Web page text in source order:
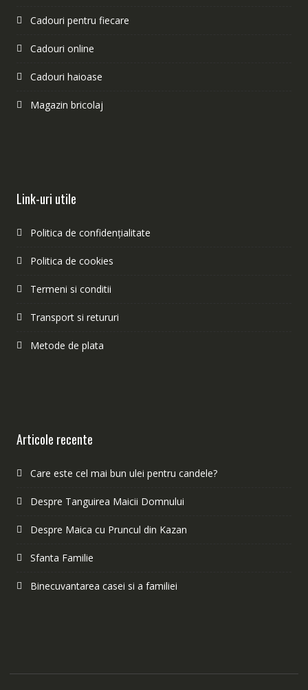
Cadouri pentru fiecare
Cadouri online
Cadouri haioase
Magazin bricolaj
Link-uri utile
Politica de confidențialitate
Politica de cookies
Termeni si conditii
Transport si retururi
Metode de plata
Articole recente
Care este cel mai bun ulei pentru candele?
Despre Tanguirea Maicii Domnului
Despre Maica cu Pruncul din Kazan
Sfanta Familie
Binecuvantarea casei si a familiei